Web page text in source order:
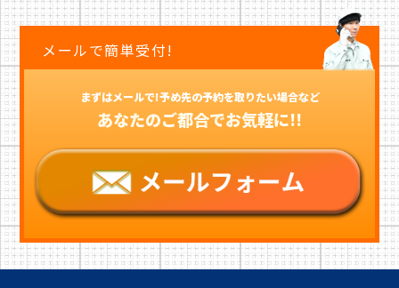
メールで簡単受付!
まずはメールで!予め先の予約を取りたい場合など
あなたのご都合でお気軽に!!